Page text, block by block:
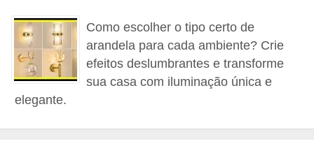
Como escolher o tipo certo de
arandela para cada ambiente? Crie
efeitos deslumbrantes e transforme
sua casa com iluminação única e
elegante.
s
d
e
e